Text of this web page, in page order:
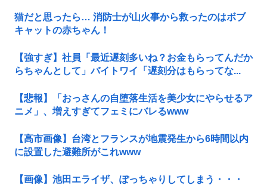
猫だと思ったら… 消防士が山火事から救ったのはボブ
キャットの赤ちゃん！
【強すぎ】社員「最近遅刻多いね？お金もらってんだか
らちゃんとして」バイトワイ「遅刻分はもらってな...
【悲報】「おっさんの自堕落生活を美少女にやらせるア
ニメ」、増えすぎてフェミにバレるwww
【高市画像】台湾とフランスが地震発生から6時間以内
に設置した避難所がこれwww
【画像】池田エライザ、ぽっちゃりしてしまう・・・